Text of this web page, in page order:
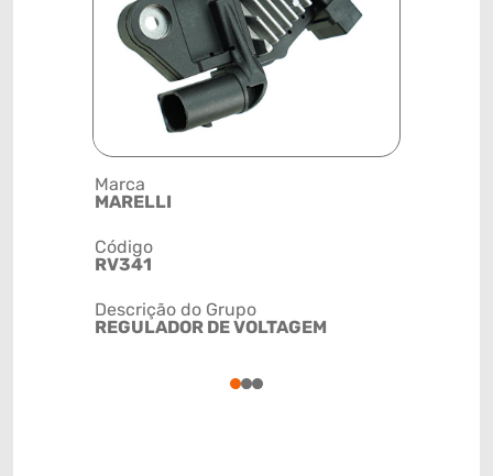
Marca
MARELLI
Código
RV341
Descrição do Grupo
REGULADOR DE VOLTAGEM
123